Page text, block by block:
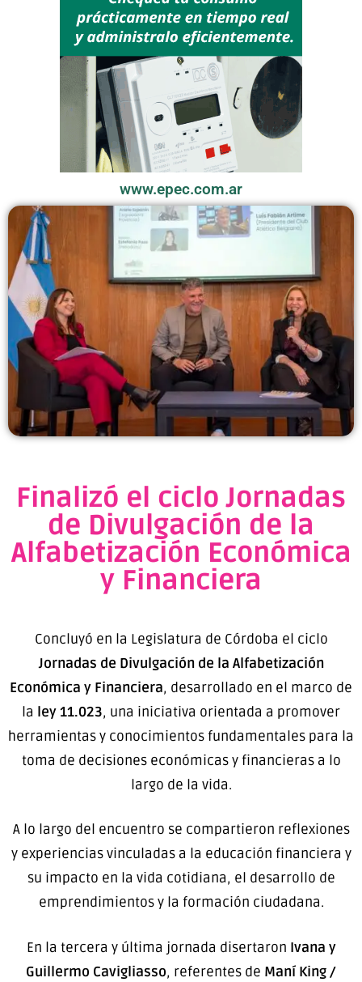
www.epec.com.ar
Finalizó el ciclo Jornadas
de Divulgación de la
Alfabetización Económica
y Financiera
Concluyó en la Legislatura de Córdoba el ciclo
Jornadas de Divulgación de la Alfabetización
Económica y Financiera, desarrollado en el marco de
la ley 11.023, una iniciativa orientada a promover
herramientas y conocimientos fundamentales para la
toma de decisiones económicas y financieras a lo
largo de la vida.
A lo largo del encuentro se compartieron reflexiones
y experiencias vinculadas a la educación financiera y
su impacto en la vida cotidiana, el desarrollo de
emprendimientos y la formación ciudadana.
En la tercera y última jornada disertaron Ivana y
Guillermo Cavigliasso, referentes de Maní King /